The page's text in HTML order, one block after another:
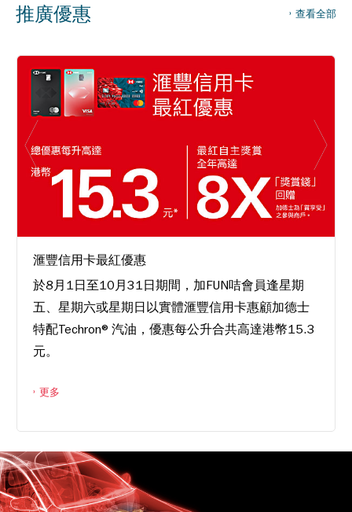
滙豐信用卡最紅優惠
於8月1日至10月31日期間，加FUN咭會員逢星期
五、星期六或星期日以實體滙豐信用卡惠顧加德士
特配Techron®汽油，優惠每公升合共高達港幣15.3